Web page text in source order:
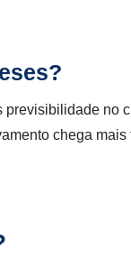
no
chega